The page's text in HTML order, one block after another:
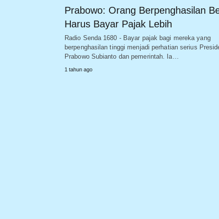
Prabowo: Orang Berpenghasilan
Harus Bayar Pajak Lebih
Radio Senda 1680 - Bayar pajak bagi mereka yang
berpenghasilan tinggi menjadi perhatian serius
Prabowo Subianto dan pemerintah. Ia…
1 tahun ago